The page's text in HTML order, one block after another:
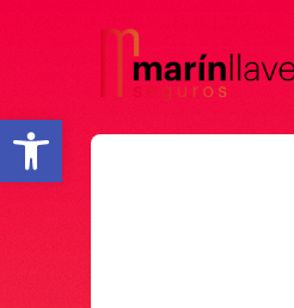
Abrir barra de herramientas